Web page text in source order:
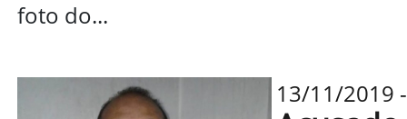
foto do...
13/11/2019